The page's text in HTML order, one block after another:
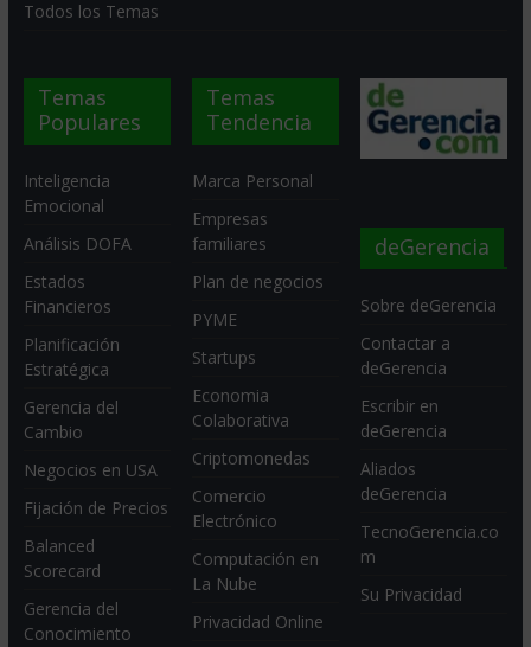
Todos los Temas
Temas
Populares
Inteligencia
Emocional
Análisis DOFA
Estados
Financieros
Planificación
Estratégica
Gerencia del
Cambio
Negocios en USA
Fijación de Precios
Balanced
Scorecard
Gerencia del
Conocimiento
Temas
Tendencia
Marca Personal
Empresas
familiares
Plan de negocios
PYME
Startups
Economia
Colaborativa
Criptomonedas
Comercio
Electrónico
Computación en
La Nube
Privacidad Online
deGerencia
Sobre deGerencia
Contactar a
deGerencia
Escribir en
deGerencia
Aliados
deGerencia
TecnoGerencia.co
m
Su Privacidad